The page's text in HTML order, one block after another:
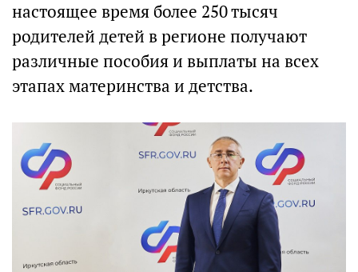
настоящее время более 250 тысяч
родителей детей в регионе получают
различные пособия и выплаты на всех
этапах материнства и детства.